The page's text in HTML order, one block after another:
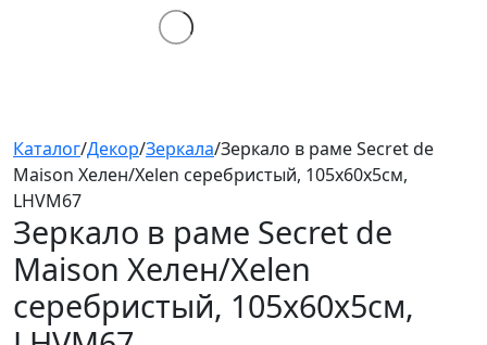
Каталог/Декор/Зеркала/Зеркало в раме Secret de
Maison Хелен/Xelen серебристый, 105х60х5см,
LHVM67
Зеркало в раме Secret de
Maison Хелен/Xelen
серебристый, 105х60х5см,